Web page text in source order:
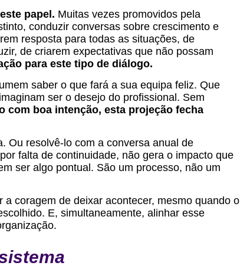
papel. Muitas vezes promovidos pela
conduzir conversas sobre crescimento e
resposta para todas as situações, de
de criarem expectativas que não possam
para este tipo de diálogo.
saber o que fará a sua equipa feliz. Que
ser o desejo do profissional. Sem
com boa intenção, esta projeção fecha
Ou resolvê-lo com a conversa anual de
falta de continuidade, não gera o impacto que
ser algo pontual. São um processo, não um
coragem de deixar acontecer, mesmo quando o
E, simultaneamente, alinhar esse